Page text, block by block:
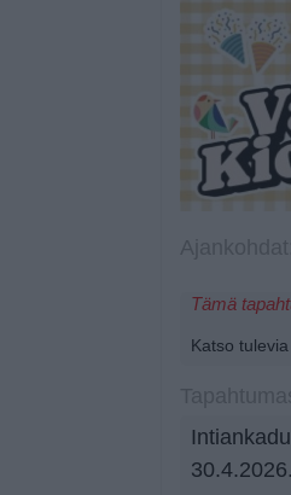
Tämä
Katso
30.4.2026.